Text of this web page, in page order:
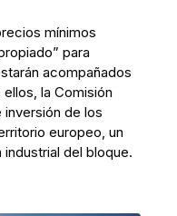
mínimos
para
acompañados
la Comisión
inversión de los
europeo, un
del bloque.